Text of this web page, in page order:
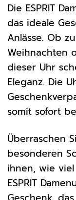
Die ESPRIT
das ideale
Anlässe. Ob
Weihnachten
dieser Uhr
Eleganz. Die
somit sofort
Überraschen
besonderen
ihnen, wie
ESPRIT